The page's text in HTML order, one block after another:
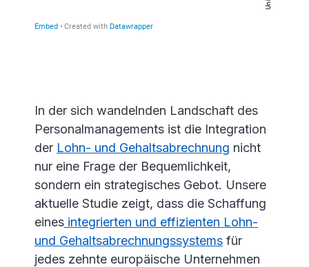
In der sich wandelnden Landschaft des
Personalmanagements ist die Integration
der Lohn- und Gehaltsabrechnung nicht
nur eine Frage der Bequemlichkeit,
sondern ein strategisches Gebot. Unsere
aktuelle Studie zeigt, dass die Schaffung
eines integrierten und effizienten Lohn-
und Gehaltsabrechnungssystems für
jedes zehnte europäische Unternehmen